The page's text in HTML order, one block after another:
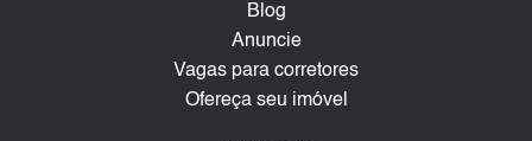
Blog
Anuncie
Vagas para corretores
Ofereça seu imóvel